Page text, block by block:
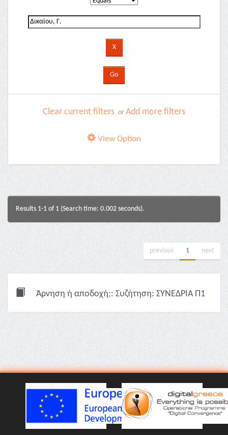
Clear current filters or Add more filters
View Option
Results 1-1 of 1 (Search time: 0.002 seconds).
previous 1 next
Άρνηση ή αποδοχή;: Συζήτηση: ΣΥΝΕΔΡΙΑ Π1